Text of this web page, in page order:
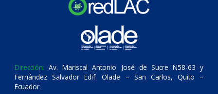
Dirección: Av. Mariscal Antonio José de Sucre N58-63 y
Fernández Salvador Edif. Olade – San Carlos, Quito –
Ecuador.